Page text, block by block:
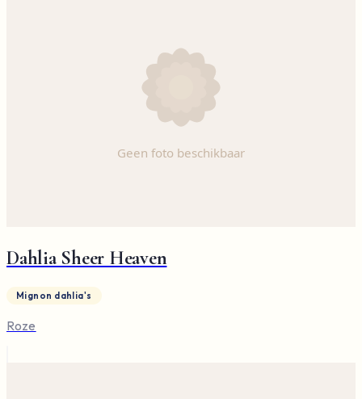
Dahlia Sheer Heaven
Mignon dahlia's
Roze